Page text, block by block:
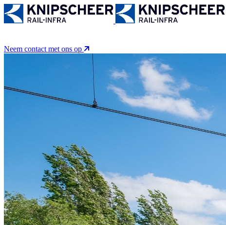
Neem contact met ons op